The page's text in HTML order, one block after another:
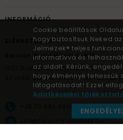
INFORMÁCIÓ
ELÉRHETŐSÉG
Balloon World Hungary Kft.
Budapest, Bécsi út 267.
Az oldal üzemeltetője – nem átadó
+36 30 984 6955
info@farsangijelmezek.hu
Cookie beállítások
hogy biztosítsuk Neked
Jelmezek® teljes
informatívvá és
az oldalt. Kérünk,
hogy élménnyé tehessük
látogatásodat! Ezzel
Adatkezelési